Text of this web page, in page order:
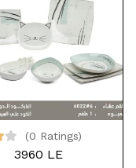
(0 Ratings)
3960 LE